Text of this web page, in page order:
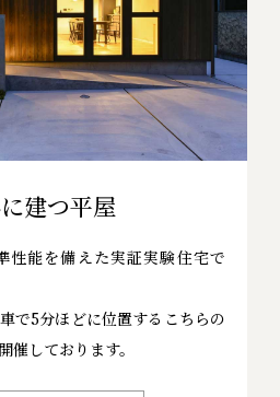
建つ平屋
性能を備えた実証実験住宅で
で5分ほどに位置するこちらの
催しております。